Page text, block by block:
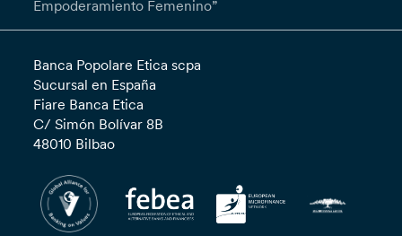
Empoderamiento Femenino”
Banca Popolare Etica scpa
Sucursal en España
Fiare Banca Etica
C/ Simón Bolívar 8B
48010 Bilbao